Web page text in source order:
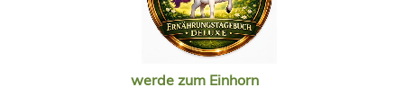
werde zum Einhorn